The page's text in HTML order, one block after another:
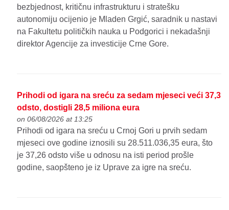
bezbjednost, kritičnu infrastrukturu i stratešku
autonomiju ocijenio je Mladen Grgić, saradnik u nastavi
na Fakultetu političkih nauka u Podgorici i nekadašnji
direktor Agencije za investicije Crne Gore.
Prihodi od igara na sreću za sedam mjeseci veći 37,3
odsto, dostigli 28,5 miliona eura
on 06/08/2026 at 13:25
Prihodi od igara na sreću u Crnoj Gori u prvih sedam
mjeseci ove godine iznosili su 28.511.036,35 eura, što
je 37,26 odsto više u odnosu na isti period prošle
godine, saopšteno je iz Uprave za igre na sreću.